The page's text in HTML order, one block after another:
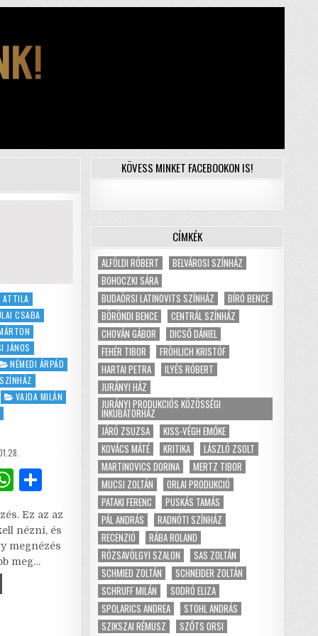
ATTILA
CSABA
JÁNOS
NÉMEDI ÁRPÁD
VAJDA MILÁN
W
at
s
A
ar
e
Ez az az
nézni, és
megnézés
meg…
KÖVESS MINKET FACEBOOKON IS!
CÍMKÉK
ALFÖLDI RÓBERT
BELVÁROSI SZÍNHÁZ
BOHOCZKI SÁRA
BUDAÖRSI LATINOVITS SZÍNHÁZ
BÍRÓ BENCE
BÖRÖNDI BENCE
CENTRÁL SZÍNHÁZ
CHOVÁN GÁBOR
DICSŐ DÁNIEL
FEHÉR TIBOR
FRÖHLICH KRISTÓF
HARTAI PETRA
ILYÉS RÓBERT
JURÁNYI HÁZ
JURÁNYI PRODUKCIÓS KÖZÖSSÉGI
INKUBÁTORHÁZ
JÁRÓ ZSUZSA
KISS-VÉGH EMŐKE
KOVÁCS MÁTÉ
KRITIKA
LÁSZLÓ ZSOLT
MARTINOVICS DORINA
MERTZ TIBOR
MUCSI ZOLTÁN
ORLAI PRODUKCIÓ
PATAKI FERENC
PUSKÁS TAMÁS
PÁL ANDRÁS
RADNÓTI SZÍNHÁZ
RECENZIÓ
RÁBA ROLAND
RÓZSAVÖLGYI SZALON
SAS ZOLTÁN
SCHMIED ZOLTÁN
SCHNEIDER ZOLTÁN
SCHRUFF MILÁN
SODRÓ ELIZA
SPOLARICS ANDREA
STOHL ANDRÁS
SZIKSZAI RÉMUSZ
SZŐTS ORSI